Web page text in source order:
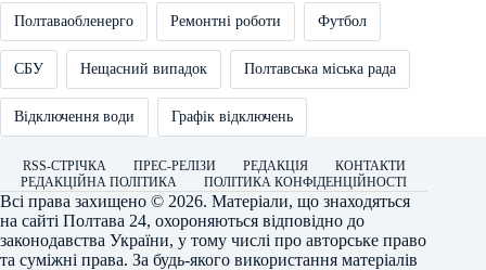
Полтаваобленерго Ремонтні роботи Футбол
СБУ Нещасний випадок Полтавська міська рада
Відключення води Графік відключень
RSS-СТРІЧКА ПРЕС-РЕЛІЗИ РЕДАКЦІЯ
КОНТАКТИ
РЕДАКЦІЙНА ПОЛІТИКА
ПОЛІТИКА КОНФІДЕНЦІЙНОСТІ
Всі права захищено © 2026. Матеріали, що знаходяться
на сайті Полтава 24, охороняються відповідно до
законодавства України, у тому числі про авторське право
та суміжні права. За будь-якого використання матеріалів